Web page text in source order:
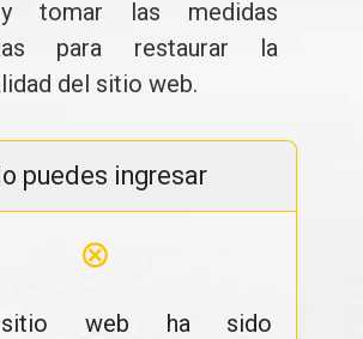
tomar las medidas
para restaurar la
del sitio web.
puedes ingresar
⊗
web ha sido